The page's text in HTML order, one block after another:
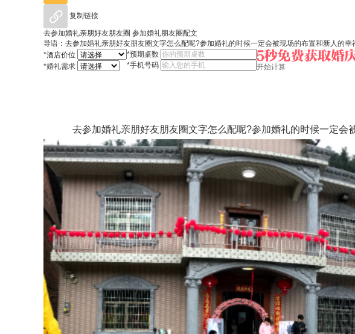
复制链接
去参加婚礼亲朋好友朋友圈 参加婚礼朋友圈配文
导语：去参加婚礼亲朋好友朋友圈文字怎么配呢?参加婚礼的时候一定会被现场的布置和新人的
*酒店价位
*婚礼需求
*预期桌数
*手机号码
开始计算
去参加婚礼亲朋好友朋友圈文字怎么配呢?参加婚礼的时候一定会